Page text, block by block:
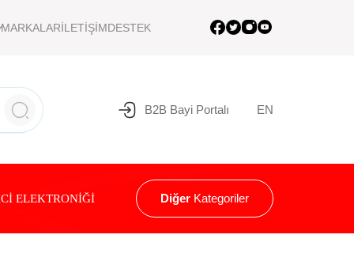
MARKALARİLETİŞİMDESTEK
B2B Bayi Portalı EN
ELEKTRONİĞİ Diğer Kategoriler